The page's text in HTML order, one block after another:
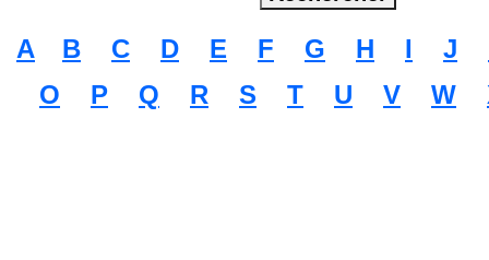
A B C D E F G H I J
O
P Q R S T U V W